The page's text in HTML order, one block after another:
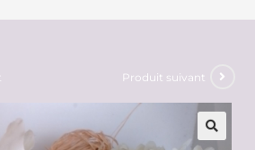
Produit suivant